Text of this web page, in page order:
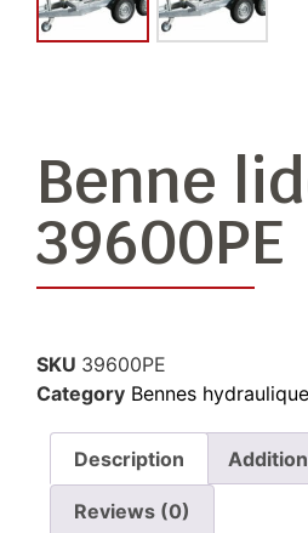
Benne
39600PE
SKU 39600PE
Category Bennes
Description
Reviews (0)